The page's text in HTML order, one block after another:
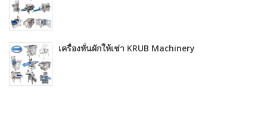
เครื่องหั่นผักให้เช่า KRUB Machinery